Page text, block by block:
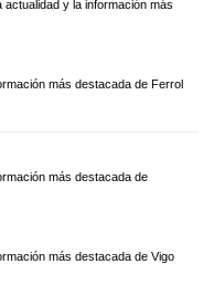
y la información más
más destacada de Ferrol
más destacada de
más destacada de Vigo